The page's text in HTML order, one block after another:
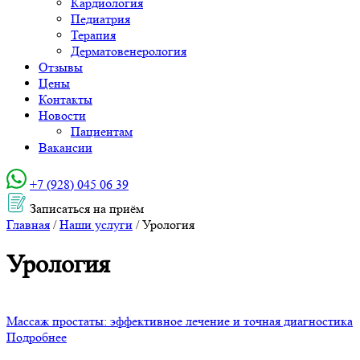
Педиатрия
Терапия
Дерматовенерология
Отзывы
Цены
Контакты
Новости
Пациентам
Вакансии
+7 (928) 045 06 39‬
Записаться на приём
Главная / Наши услуги / Урология
Урология
Массаж простаты: эффективное лечение и точная диагностика
Подробнее